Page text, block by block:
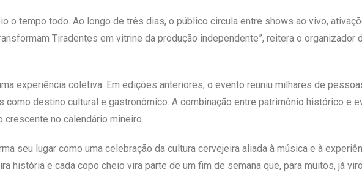
o tempo todo. Ao longo de três dias, o público circula entre shows ao vivo,
Tiradentes em vitrine da produção independente”, reitera o organizador
experiência coletiva. Em edições anteriores, o evento reuniu milhares de
destino cultural e gastronômico. A combinação entre patrimônio histórico e
no calendário mineiro.
seu lugar como uma celebração da cultura cervejeira aliada à música e à
história e cada copo cheio vira parte de um fim de semana que, para muitos, já